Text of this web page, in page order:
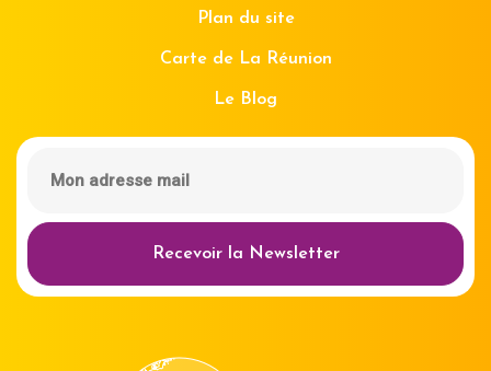
Plan du site
Carte de La Réunion
Le Blog
Recevoir la Newsletter